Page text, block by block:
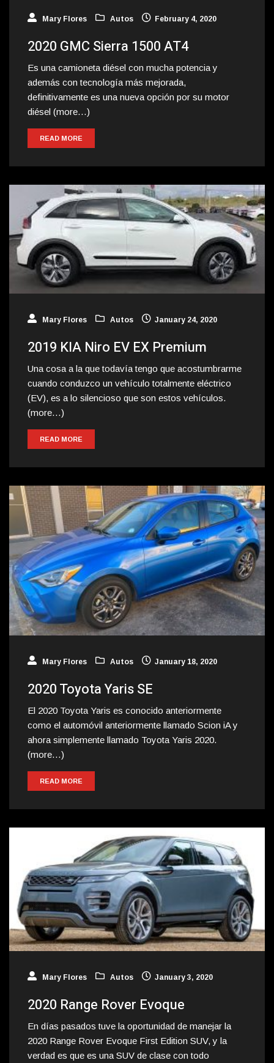
Mary Flores Autos February 4, 2020
2020 GMC Sierra 1500 AT4
Es una camioneta diésel con mucha potencia y
además con tecnología más mejorada,
definitivamente es una nueva opción por su motor
diésel (more…)
READ MORE
Mary Flores Autos January 24, 2020
2019 KIA Niro EV EX Premium
Una cosa a la que todavía tengo que acostumbrarme
cuando conduzco un vehículo totalmente eléctrico
(EV), es a lo silencioso que son estos vehículos.
(more…)
READ MORE
Mary Flores Autos January 18, 2020
2020 Toyota Yaris SE
El 2020 Toyota Yaris es conocido anteriormente
como el automóvil anteriormente llamado Scion iA y
ahora simplemente llamado Toyota Yaris 2020.
(more…)
READ MORE
Mary Flores Autos January 3, 2020
2020 Range Rover Evoque
En días pasados tuve la oportunidad de manejar la
2020 Range Rover Evoque First Edition SUV, y la
verdad es que es una SUV de clase con todo